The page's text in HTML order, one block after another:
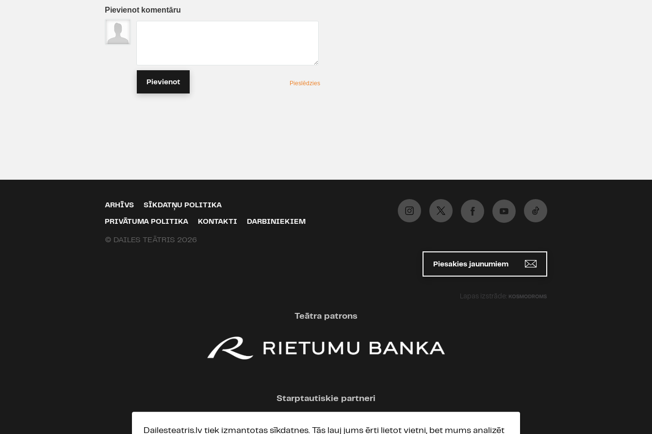
Pievienot komentāru
Pievienot Pieslēdzies
ARHĪVS SĪKDATŅU POLITIKA
PRIVĀTUMA POLITIKA KONTAKTI DARBINIEKIEM
Piesakies jaunumiem
© DAILES TEĀTRIS 2026
Lapas izstrāde:
Teātra patrons
Starptautiskie partneri
Dailesteatris.lv tiek izmantotas sīkdatnes. Tās ļauj jums ērti lietot vietni, bet mums analizēt